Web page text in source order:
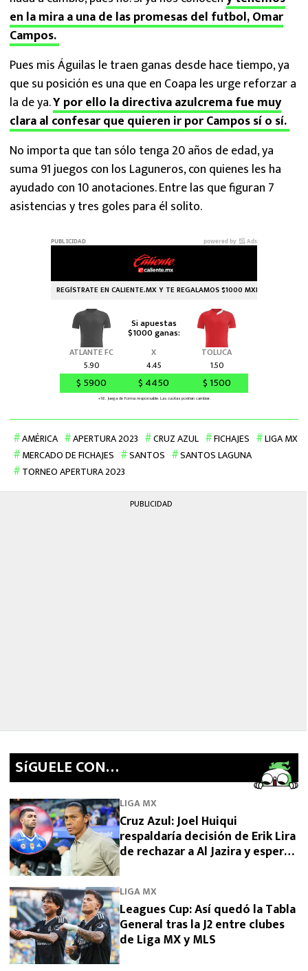
en la mira a una de las promesas del futbol, Omar
Campos.
Pues mis Águilas le traen ganas desde hace tiempo, ya
que su posición es una que en Coapa les urge reforzar a
la de ya.Y por ello la directiva azulcrema fue muy
clara al confesar que quieren ir por Campos sí o sí.
No importa que tan sólo tenga 20 años de edad, ya
suma 91 juegos con los Laguneros, con quienes les ha
ayudado con 10 anotaciones. Entre las que figuran 7
asistencias y tres goles para él solito.
AMÉRICA APERTURA 2023 CRUZ AZUL FICHAJES
LIGA MX
MERCADO DE FICHAJES
SANTOS
SANTOS LAGUNA
TORNEO APERTURA 2023
PUBLICIDAD
SíGUELE CON…
LIGA MX
Cruz Azul: Joel Huiqui
respaldaría decisión de Erik Lira
de rechazar a Al Jazira y esperar
LIGA MX
Leagues Cup: Así quedó la Tabla
General tras la J2 entre clubes
de Liga MX y MLS